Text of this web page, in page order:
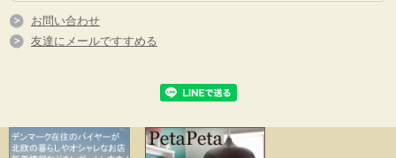
お問い合わせ
友達にメールですすめる